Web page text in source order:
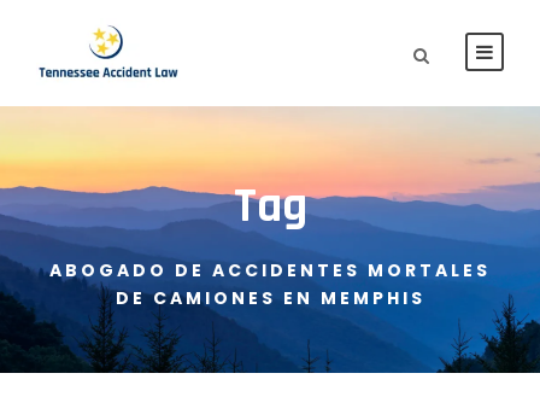
Tag
ABOGADO DE ACCIDENTES MORTALES
DE CAMIONES EN MEMPHIS